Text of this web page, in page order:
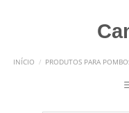
INÍCIO / PRODUTOS PARA